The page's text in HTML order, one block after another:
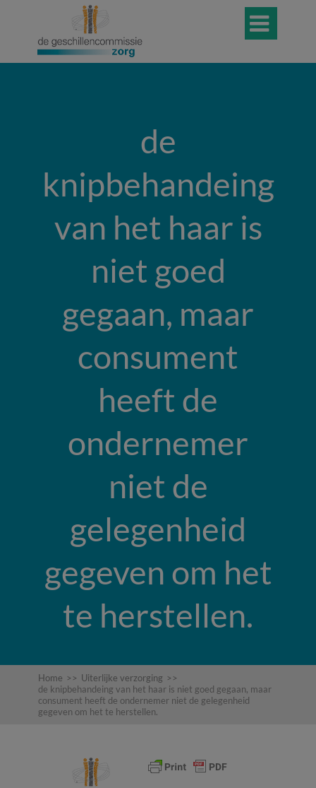

de
knipbehandeing
van het haar is
niet goed
gegaan, maar
consument
heeft de
ondernemer
niet de
gelegenheid
gegeven om het
te herstellen.
Home >> Uiterlijke verzorging >>
de knipbehandeing van het haar is niet goed gegaan, maar
consument heeft de ondernemer niet de gelegenheid
gegeven om het te herstellen.